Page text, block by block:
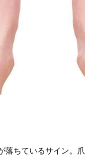
落ちているサイン。爪